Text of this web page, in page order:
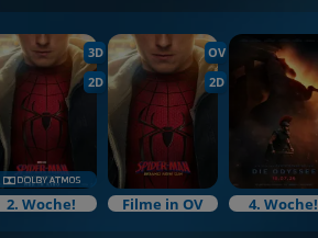
3D
2D
2. Woche!
OV
2D
Filme in OV 4. Woche!